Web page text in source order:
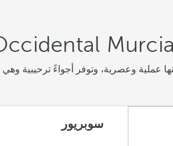
عملية وعصرية، وتوفر أجواءً
سوبريور